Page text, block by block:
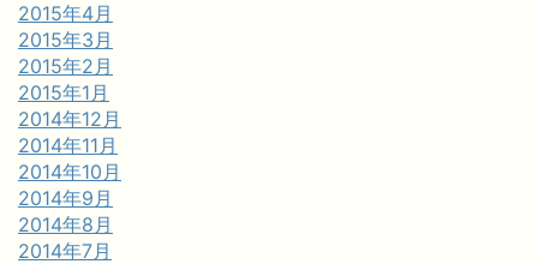
2015年4月
2015年3月
2015年2月
2015年1月
2014年12月
2014年11月
2014年10月
2014年9月
2014年8月
2014年7月